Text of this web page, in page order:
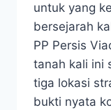
untuk yang
bersejarah
PP Persis
tanah kali ini
tiga lokasi
bukti nyata